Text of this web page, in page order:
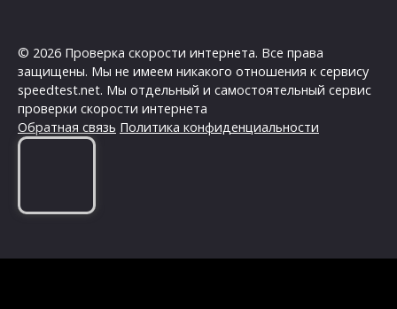
© 2026 Проверка скорости интернета. Все права
защищены. Мы не имеем никакого отношения к сервису
speedtest.net. Мы отдельный и самостоятельный сервис
проверки скорости интернета
Обратная связь Политика конфиденциальности